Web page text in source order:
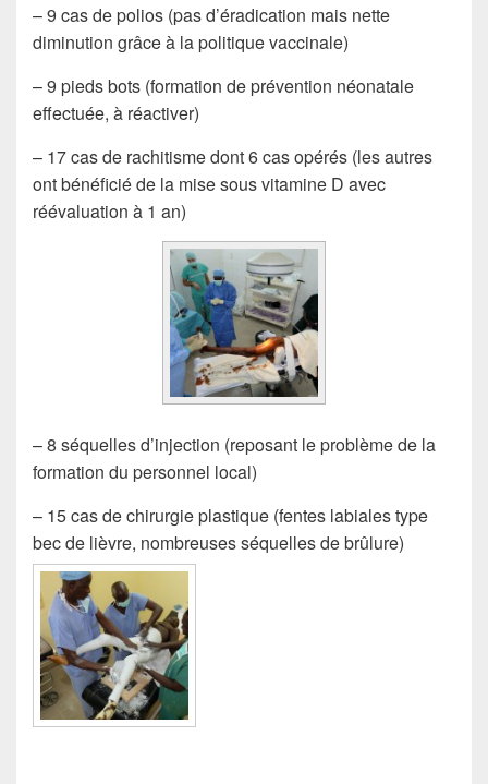
– 9 cas de polios (pas d’éradication mais nette
diminution grâce à la politique vaccinale)
– 9 pieds bots (formation de prévention néonatale
effectuée, à réactiver)
– 17 cas de rachitisme dont 6 cas opérés (les autres
ont bénéficié de la mise sous vitamine D avec
réévaluation à 1 an)
– 8 séquelles d’injection (reposant le problème de la
formation du personnel local)
– 15 cas de chirurgie plastique (fentes labiales type
bec de lièvre, nombreuses séquelles de brûlure)